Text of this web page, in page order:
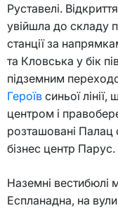
Руставелі.
увійшла до складу
станції за
та Кловська у бік
підземним
Героїв синьої
центром і
розташовані Палац
бізнес центр Парус.
Наземні
Еспланадна, на